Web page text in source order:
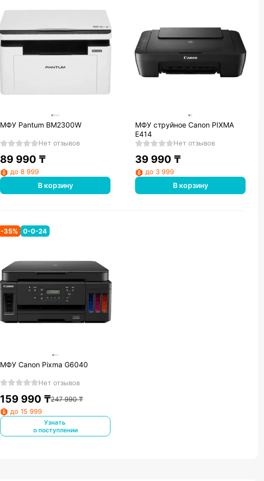
МФУ Pantum BM2300W
Нет отзывов
89 990 ₸
до 8 999
В корзину
МФУ струйное Canon PIXMA
E414
Нет отзывов
39 990 ₸
до 3 999
В корзину
-35% 0-0-24
МФУ Canon Pixma G6040
Нет отзывов
159 990 ₸247 990₸
до 15 999
Узнать
о поступлении